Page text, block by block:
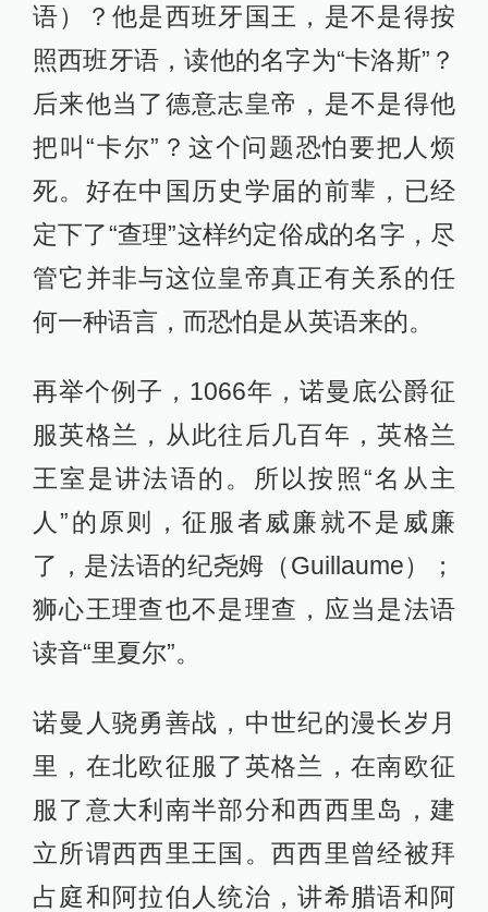
语）？他是西班牙国王，是不是得按
照西班牙语，读他的名字为“卡洛斯”？
后来他当了德意志皇帝，是不是得他
把叫“卡尔”？这个问题恐怕要把人烦
死。好在中国历史学届的前辈，已经
定下了“查理”这样约定俗成的名字，尽
管它并非与这位皇帝真正有关系的任
何一种语言，而恐怕是从英语来的。
再举个例子，1066年，诺曼底公爵征
服英格兰，从此往后几百年，英格兰
王室是讲法语的。所以按照“名从主
人”的原则，征服者威廉就不是威廉
了，是法语的纪尧姆（Guillaume）；
狮心王理查也不是理查，应当是法语
读音“里夏尔”。
诺曼人骁勇善战，中世纪的漫长岁月
里，在北欧征服了英格兰，在南欧征
服了意大利南半部分和西西里岛，建
立所谓西西里王国。西西里曾经被拜
占庭和阿拉伯人统治，讲希腊语和阿